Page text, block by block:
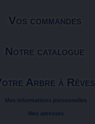
Vos commandes
Notre catalogue
Arbre à Rêves
Mes informations personnelles
Mes adresses